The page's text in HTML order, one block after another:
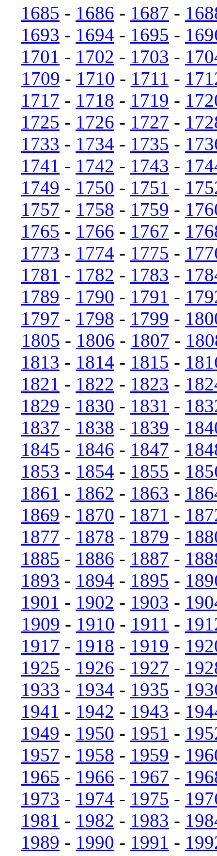
1685 - 1686 - 1687 -
1693 - 1694 - 1695 -
1701 - 1702 - 1703 -
1709 - 1710 - 1711 -
1717 - 1718 - 1719 -
1725 - 1726 - 1727 -
1733 - 1734 - 1735 -
1741 - 1742 - 1743 -
1749 - 1750 - 1751 -
1757 - 1758 - 1759 -
1765 - 1766 - 1767 -
1773 - 1774 - 1775 -
1781 - 1782 - 1783 -
1789 - 1790 - 1791 -
1797 - 1798 - 1799 -
1805 - 1806 - 1807 -
1813 - 1814 - 1815 -
1821 - 1822 - 1823 -
1829 - 1830 - 1831 -
1837 - 1838 - 1839 -
1845 - 1846 - 1847 -
1853 - 1854 - 1855 -
1861 - 1862 - 1863 -
1869 - 1870 - 1871 -
1877 - 1878 - 1879 -
1885 - 1886 - 1887 -
1893 - 1894 - 1895 -
1901 - 1902 - 1903 -
1909 - 1910 - 1911 -
1917 - 1918 - 1919 -
1925 - 1926 - 1927 -
1933 - 1934 - 1935 -
1941 - 1942 - 1943 -
1949 - 1950 - 1951 -
1957 - 1958 - 1959 -
1965 - 1966 - 1967 -
1973 - 1974 - 1975 -
1981 - 1982 - 1983 -
1989 - 1990 - 1991 -